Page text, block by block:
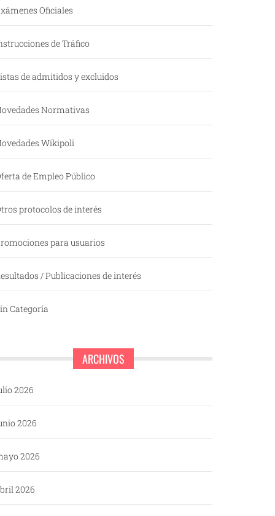
Oficiales
de Tráfico
de admitidos y excluidos
Normativas
Wikipoli
de Empleo Público
protocolos de interés
para usuarios
/ Publicaciones de interés
Categoría
ARCHIVOS
2026
2026
2026
2026